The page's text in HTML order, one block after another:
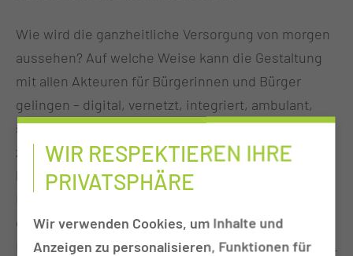
Wie wird die ganzheitliche Versorgung von morgen
aussehen? Auf welche Weise kann die Gestaltung
mit allen Akteuren für Bürgerinnen und Bürger
gelingen – digital, vernetzt, integriert, ambulant,
stationär und präventiv? Mit diesen und weiteren
zentralen Fragen und zukunftsweisenden Impulsen
befassten sich rund 100 Interessierte und
ersten Fachsymposium „Zukunft kuMUL ativ“ der
Medizinischen Universität Lausitz – Carl Thiem (MUL
WIR RESPEKTIEREN IHRE
PRIVATSPHÄRE
Wir verwenden Cookies, um Inhalte und
Anzeigen zu personalisieren, Funktionen für